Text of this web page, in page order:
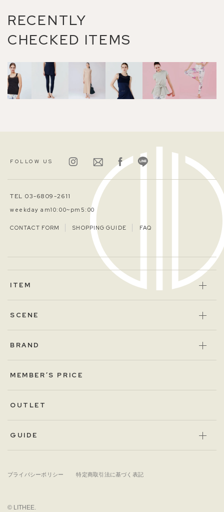
RECENTLY
CHECKED ITEMS
FOLLOW US
TEL 03-6809-2611
weekday am10:00~pm5:00
CONTACT FORM SHOPPING GUIDE FAQ
ITEM
SCENE
BRAND
MEMBER’S PRICE
OUTLET
GUIDE
プライバシーポリシー 特定商取引法に基づく表記
© LITHEE.